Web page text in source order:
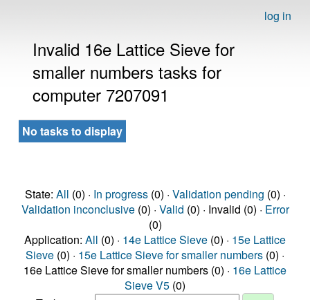
log in
Invalid 16e Lattice Sieve for
smaller numbers tasks for
computer 7207091
No tasks to display
State: All (0) · In progress(0) · Validation pending (0) ·
Validation inconclusive(0) · Valid (0) · Invalid (0) · Error
(0)
Application: All (0) · 14e Lattice Sieve (0) · 15e Lattice
Sieve (0) · 15e Lattice Sieve for smaller numbers (0) ·
16e Lattice Sieve for smaller numbers (0) · 16e Lattice
Sieve V5 (0)